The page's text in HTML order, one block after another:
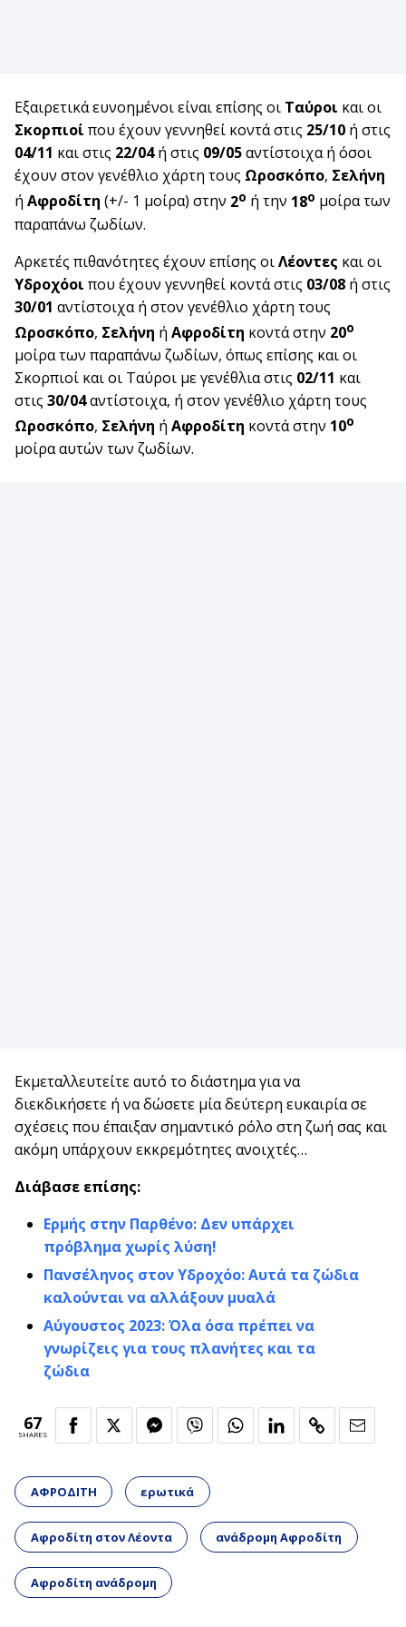
Εξαιρετικά ευνοημένοι είναι επίσης οι Ταύροι και οι
Σκορπιοί που έχουν γεννηθεί κοντά στις 25/10 ή στις
04/11 και στις 22/04ή στις 09/05αντίστοιχα ή όσοι
έχουν στον γενέθλιο χάρτη τους Ωροσκόπο, Σελήνη
ή Αφροδίτη (+/- 1 μοίρα) στην 2ο ή την 18ο μοίρα των
παραπάνω ζωδίων.
Αρκετές πιθανότητες έχουν επίσης οιΛέοντες και οι
Υδροχόοι που έχουν γεννηθεί κοντά στις 03/08 ή στις
30/01 αντίστοιχα ή στον γενέθλιο χάρτη τους
Ωροσκόπο, Σελήνη ή Αφροδίτη κοντά στην 20ο
μοίρα των παραπάνω ζωδίων, όπως επίσης και οι
Σκορπιοί και οι Ταύροι με γενέθλια στις 02/11 και
στις 30/04αντίστοιχα, ή στον γενέθλιο χάρτη τους
Ωροσκόπο, Σελήνη ή Αφροδίτη κοντά στην 10ο
μοίρα αυτών των ζωδίων.
Εκμεταλλευτείτε αυτό το διάστημα για να
διεκδικήσετε ή να δώσετε μία δεύτερη ευκαιρία σε
σχέσεις που έπαιξαν σημαντικό ρόλο στη ζωή σας και
ακόμη υπάρχουν εκκρεμότητες ανοιχτές…
Διάβασε επίσης:
Ερμής στην Παρθένο: Δεν υπάρχει
πρόβλημα χωρίς λύση!
Πανσέληνος στον Υδροχόο: Αυτά τα ζώδια
καλούνται να αλλάξουν μυαλά
Αύγουστος 2023: Όλα όσα πρέπει να
γνωρίζεις για τους πλανήτες και τα
ζώδια
67
SHARES
ΑΦΡΟΔΙΤΗ ερωτικά
Αφροδίτη στον Λέοντα ανάδρομη Αφροδίτη
Αφροδίτη ανάδρομη